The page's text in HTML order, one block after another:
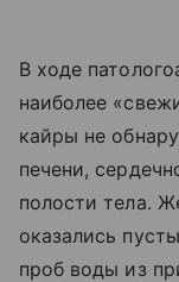
В ходе
наиболее
кайры не
печени,
полости тела.
оказались
проб воды из